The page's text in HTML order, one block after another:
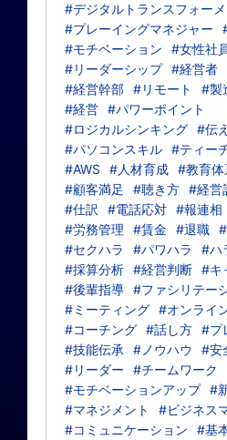
#デジタルトランスフォー
#プレーイングマネジャー
#モチベーション
#女性社
#リーダーシップ #経営者
#経営幹部 #リモート #製
#経営 #パワーポイント
#ロジカルシンキング #伝
#パソコンスキル #ティー
#AWS
#人材育成 #教育体
#顧客満足
#聴き方 #経営
#仕訳
#電話応対 #報連相
#労務管理
#賃金 #退職
#セクハラ
#パワハラ #ハ
#採算分析 #経営判断 #キ
#後輩指導 #ファシリテー
#ミーティング #オンライ
#コーチング #話し方 #プ
#技能伝承
#ノウハウ #安
#リーダー
#チームワーク
#モチベーションアップ #
#マネジメント
#ビジネス
#コミュニケーション
#基